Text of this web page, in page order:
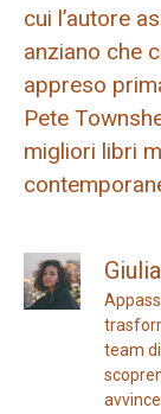
cui l’autore
anziano che
appreso
Pete
migliori libri
team